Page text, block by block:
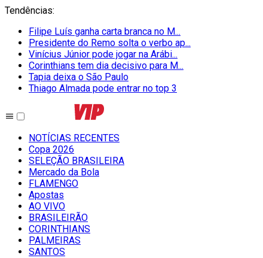
Tendências:
Filipe Luís ganha carta branca no M...
Presidente do Remo solta o verbo ap...
Vinícius Júnior pode jogar na Arábi...
Corinthians tem dia decisivo para M...
Tapia deixa o São Paulo
Thiago Almada pode entrar no top 3
NOTÍCIAS RECENTES
Copa 2026
SELEÇÃO BRASILEIRA
Mercado da Bola
FLAMENGO
Apostas
AO VIVO
BRASILEIRÃO
CORINTHIANS
PALMEIRAS
SANTOS